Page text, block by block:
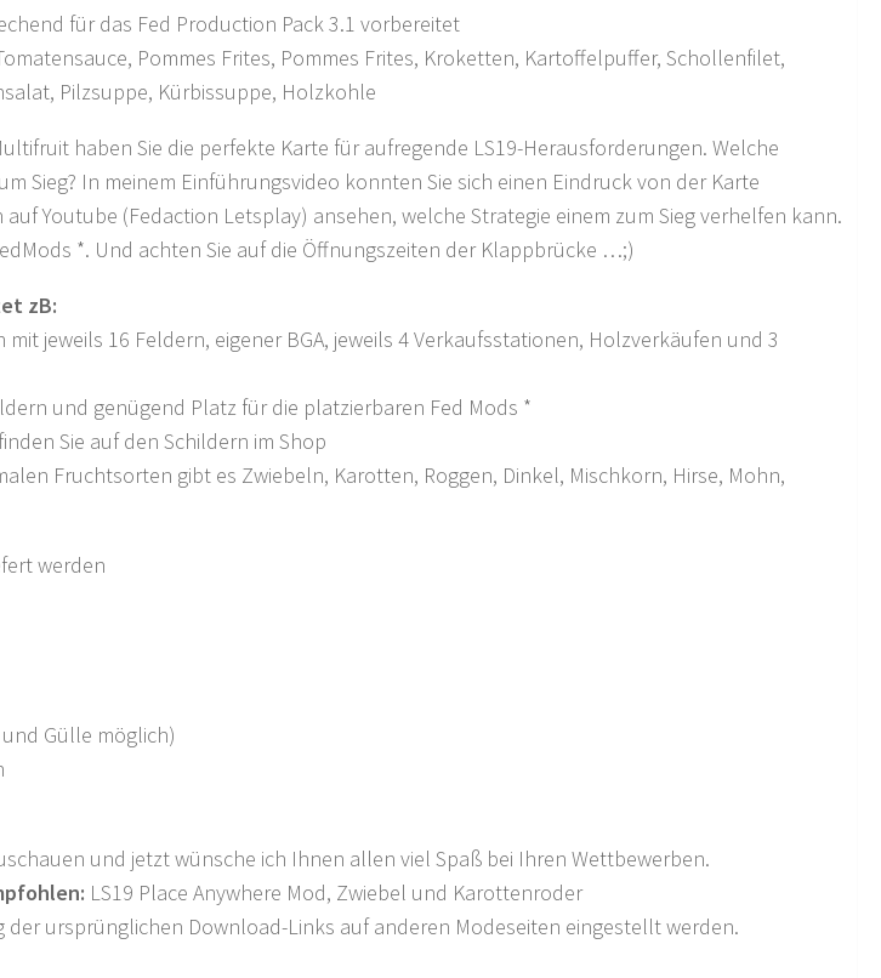
für das Fed Production Pack 3.1 vorbereitet
Pommes Frites, Pommes Frites, Kroketten, Kartoffelpuffer, Schollenfilet,
Pilzsuppe, Kürbissuppe, Holzkohle
haben Sie die perfekte Karte für aufregende LS19-Herausforderungen. Welche
Sieg? In meinem Einführungsvideo konnten Sie sich einen Eindruck von der Karte
Youtube (Fedaction Letsplay) ansehen, welche Strategie einem zum Sieg verhelfen kann.
*. Und achten Sie auf die Öffnungszeiten der Klappbrücke …;)
zB:
jeweils 16 Feldern, eigener BGA, jeweils 4 Verkaufsstationen, Holzverkäufen und 3
und genügend Platz für die platzierbaren Fed Mods *
Sie auf den Schildern im Shop
Fruchtsorten gibt es Zwiebeln, Karotten, Roggen, Dinkel, Mischkorn, Hirse, Mohn,
werden
Gülle möglich)
und jetzt wünsche ich Ihnen allen viel Spaß bei Ihren Wettbewerben.
LS19 Place Anywhere Mod, Zwiebel und Karottenroder
der ursprünglichen Download-Links auf anderen Modeseiten eingestellt werden.